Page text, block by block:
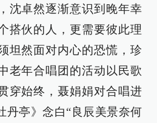
沈卓然逐渐意识到晚年幸
搭伙的人，更需要彼此理
坦然面对内心的恐慌，珍
老年合唱团的活动以民歌
穿始终，聂娟娟对合唱进
丹亭》念白“良辰美景奈何